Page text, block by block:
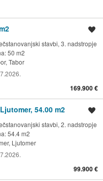
stavbi, 3. nadstropje
50 m2
Tabor
169.900 €
54.00 m2
stavbi, 2. nadstropje
54.4 m2
Ljutomer
99.900 €